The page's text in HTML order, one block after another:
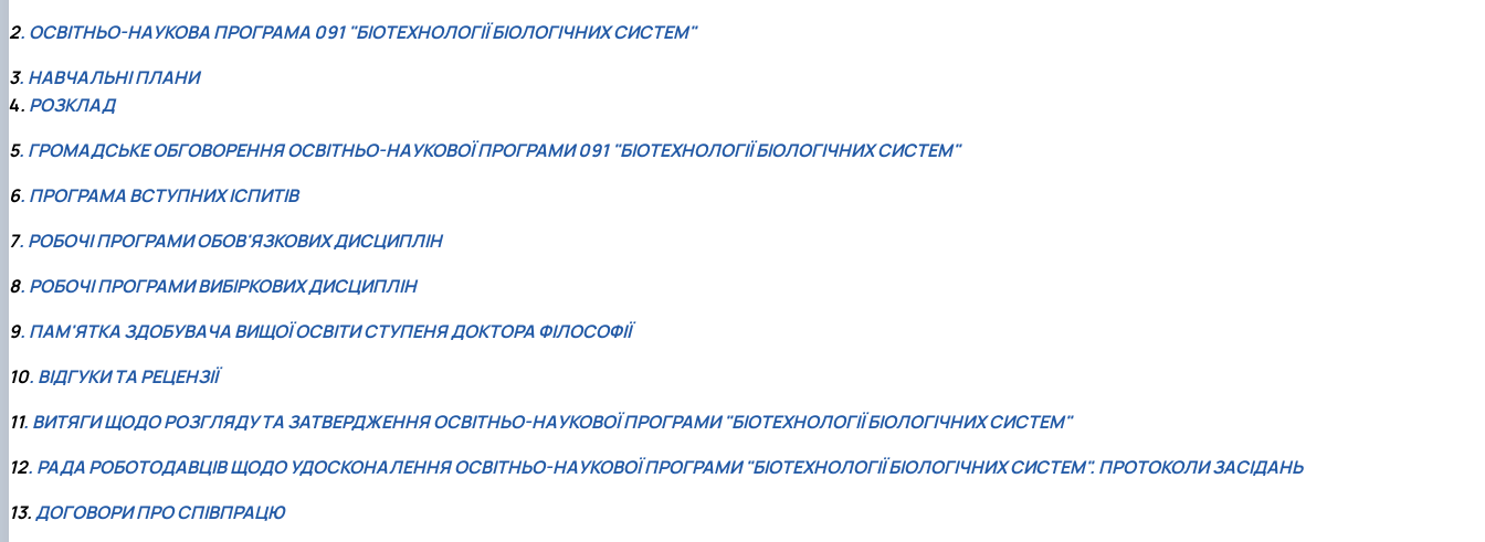
2. ОСВІТНЬО-НАУКОВА ПРОГРАМА 091 "БІОТЕХНОЛОГІЇ БІОЛОГІЧНИХ СИСТЕМ"
3. НАВЧАЛЬНІ ПЛАНИ
4. РОЗКЛАД
5. ГРОМАДСЬКЕ ОБГОВОРЕННЯ ОСВІТНЬО-НАУКОВОЇ ПРОГРАМИ 091 "БІОТЕХНОЛОГІЇ БІОЛОГІЧНИХ СИСТЕМ"
6. ПРОГРАМА ВСТУПНИХ ІСПИТІВ
7. РОБОЧІ ПРОГРАМИ ОБОВ'ЯЗКОВИХ ДИСЦИПЛІН
8. РОБОЧІ ПРОГРАМИ ВИБІРКОВИХ ДИСЦИПЛІН
9. ПАМ'ЯТКА ЗДОБУВАЧА ВИЩОЇ ОСВІТИ СТУПЕНЯ ДОКТОРА ФІЛОСОФІЇ
10. ВІДГУКИ ТА РЕЦЕНЗІЇ
11. ВИТЯГИ ЩОДО РОЗГЛЯДУ ТА ЗАТВЕРДЖЕННЯ ОСВІТНЬО-НАУКОВОЇ ПРОГРАМИ "БІОТЕХНОЛОГІЇ БІОЛОГІЧНИХ СИСТЕМ"
12. РАДА РОБОТОДАВЦІВ ЩОДО УДОСКОНАЛЕННЯ ОСВІТНЬО-НАУКОВОЇ ПРОГРАМИ "БІОТЕХНОЛОГІЇ БІОЛОГІЧНИХ СИСТЕМ". ПРОТОКОЛИ ЗАСІДАНЬ
13.ДОГОВОРИ ПРО СПІВПРАЦЮ